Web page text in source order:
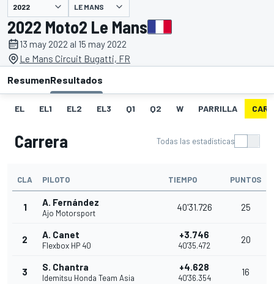
presentado por LE MANS
2022 Moto2 Le Mans
13 may 2022 al 15 may 2022
Le Mans Circuit Bugatti, FR
ResumenResultados
EL EL1 EL2 EL3 Q1 Q2 W PARRILLA
Carrera Todas las estadísticas
CLA PILOTO TIEMPO PUNTOS
1 A. Fernández
Ajo Motorsport
40'31.726 25
2 A. Canet
Flexbox HP 40
+3.746
40'35.472
20
3 S. Chantra
Idemitsu Honda Team Asia
+4.628
40'36.354
16